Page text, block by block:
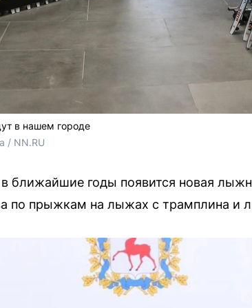
в нашем городе
/ NN.RU
ближайшие годы появится новая
по прыжкам на лыжах с трамплина и